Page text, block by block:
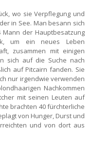
wo sie Verpflegung und
in See. Man besann sich
der Hauptbesatzung
um ein neues Leben
zusammen mit einigen
sich auf die Suche nach
auf Pitcairn fanden. Sie
nur irgendwie verwenden
Nachkommen
mit seinen Leuten auf
brachten 40 fürchterliche
von Hunger, Durst und
und von dort aus